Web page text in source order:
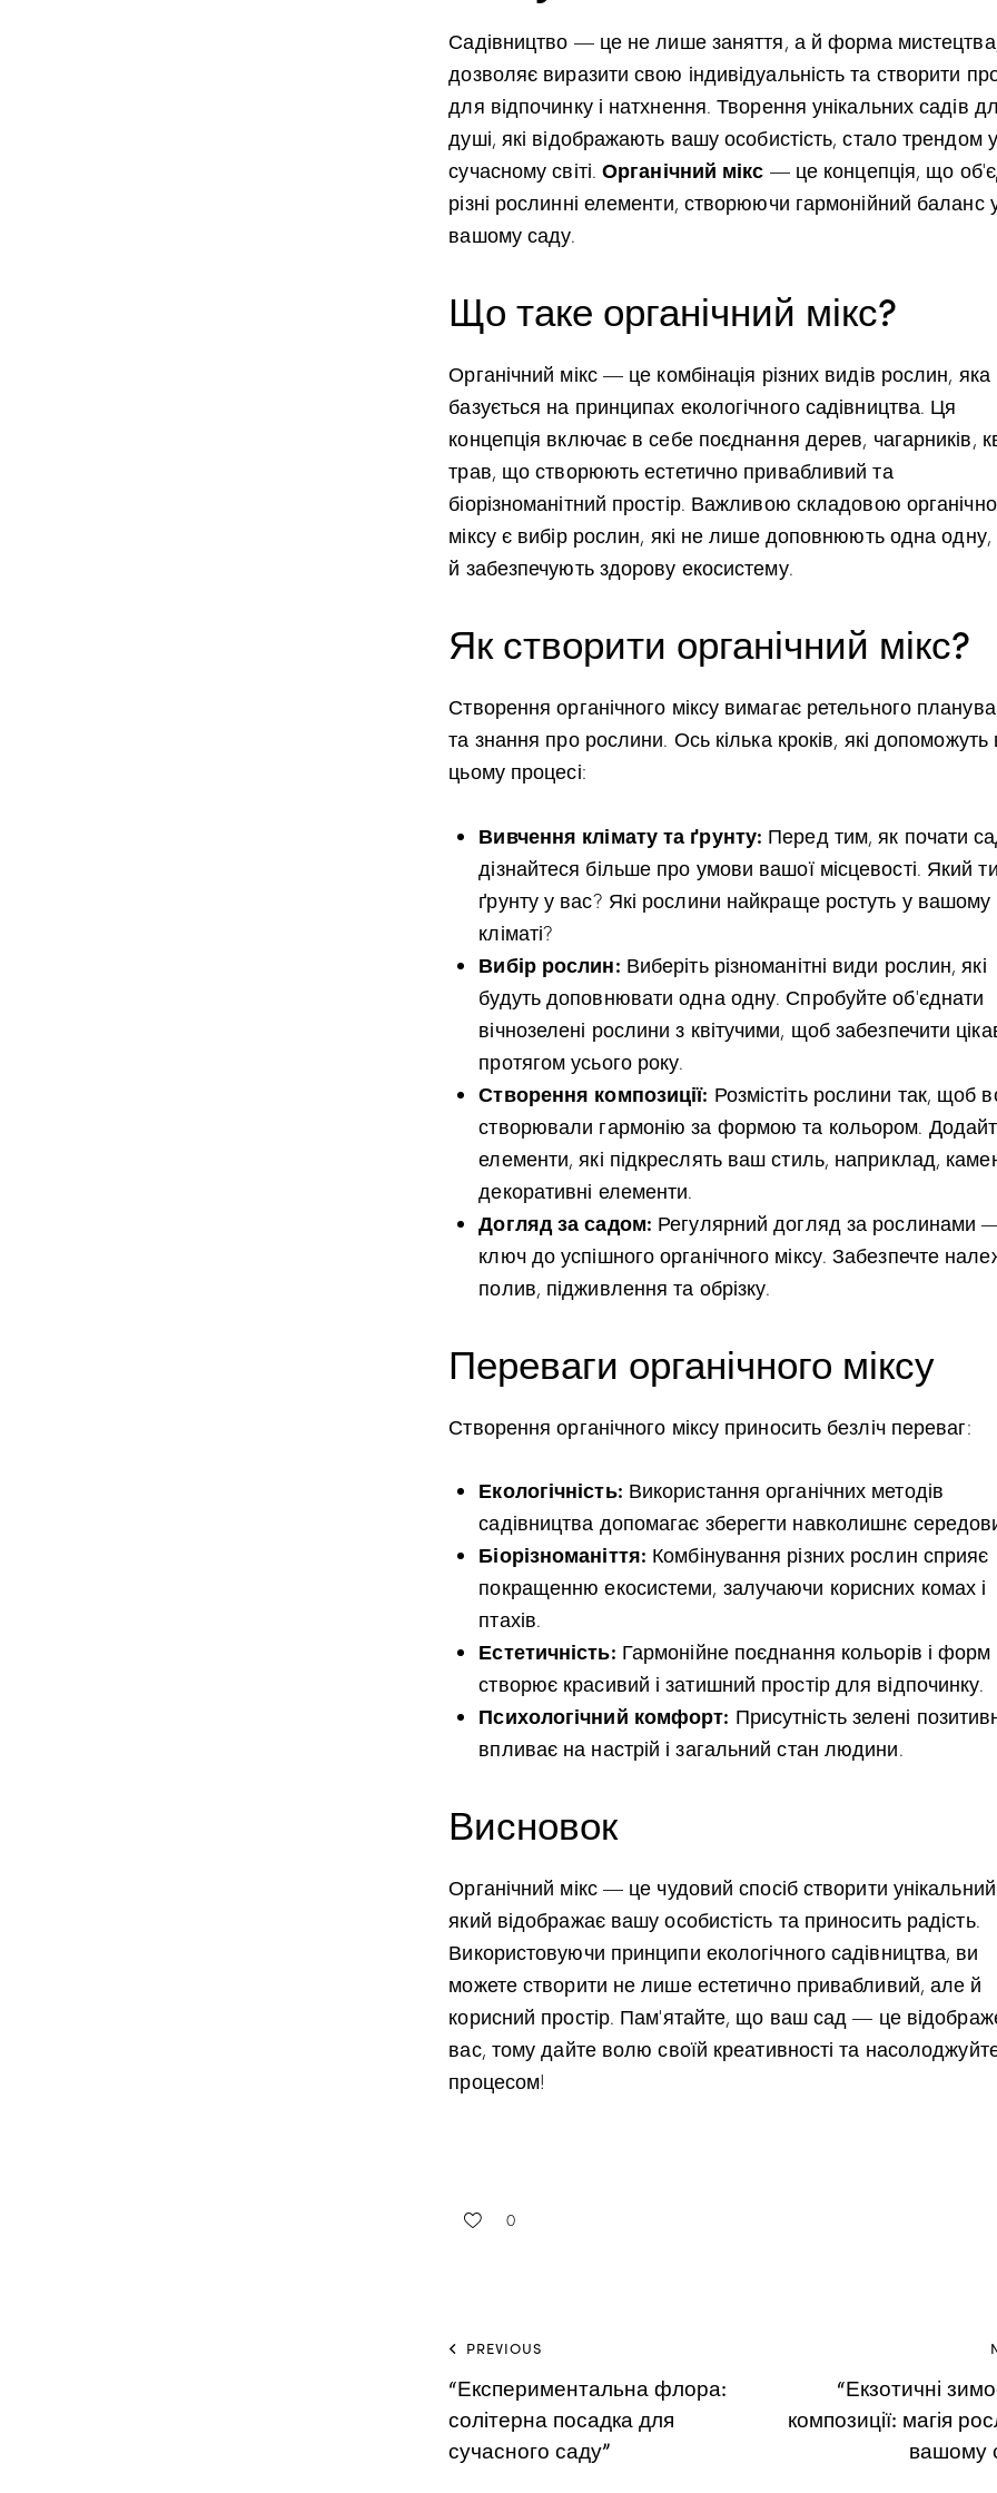
Садівництво — це не лише заняття, а й форма
дозволяє виразити свою індивідуальність та створити
для відпочинку і натхнення. Творення унікальних садів
душі, які відображають вашу особистість, стало трендом у
сучасному світі.Органічний мікс — це концепція, що
різні рослинні елементи, створюючи гармонійний баланс
вашому саду.
Що таке органічний мікс?
Органічний мікс — це комбінація різних видів рослин, яка
базується на принципах екологічного садівництва. Ця
концепція включає в себе поєднання дерев, чагарників,
трав, що створюють естетично привабливий та
біорізноманітний простір. Важливою складовою
міксу є вибір рослин, які не лише доповнюють одна
й забезпечують здорову екосистему.
Як створити органічний мікс?
Створення органічного міксу вимагає ретельного
та знання про рослини. Ось кілька кроків, які допоможуть
цьому процесі:
Вивчення клімату та ґрунту: Перед тим, як почати
дізнайтеся більше про умови вашої місцевості. Який
ґрунту у вас? Які рослини найкраще ростуть у вашому
кліматі?
Вибір рослин: Виберіть різноманітні види рослин, які
будуть доповнювати одна одну. Спробуйте об’єднати
вічнозелені рослини з квітучими, щоб забезпечити
протягом усього року.
Створення композиції: Розмістіть рослини так, щоб
створювали гармонію за формою та кольором.
елементи, які підкреслять ваш стиль, наприклад,
декоративні елементи.
Догляд за садом: Регулярний догляд за рослинами
ключ до успішного органічного міксу. Забезпечте
полив, підживлення та обрізку.
Переваги органічного міксу
Створення органічного міксу приносить безліч переваг:
Екологічність: Використання органічних методів
садівництва допомагає зберегти навколишнє
Біорізноманіття: Комбінування різних рослин сприяє
покращенню екосистеми, залучаючи корисних комах і
птахів.
Естетичність: Гармонійне поєднання кольорів і форм
створює красивий і затишний простір для відпочинку.
Психологічний комфорт: Присутність зелені
впливає на настрій і загальний стан людини.
Висновок
Органічний мікс — це чудовий спосіб створити
який відображає вашу особистість та приносить радість.
Використовуючи принципи екологічного садівництва, ви
можете створити не лише естетично привабливий, але й
корисний простір. Пам’ятайте, що ваш сад — це
вас, тому дайте волю своїй креативності та
процесом!
0
PREVIOUS
“Експериментальна флора:
солітерна посадка для
сучасного саду”
“Екзотичні
композиції: магія
вашому